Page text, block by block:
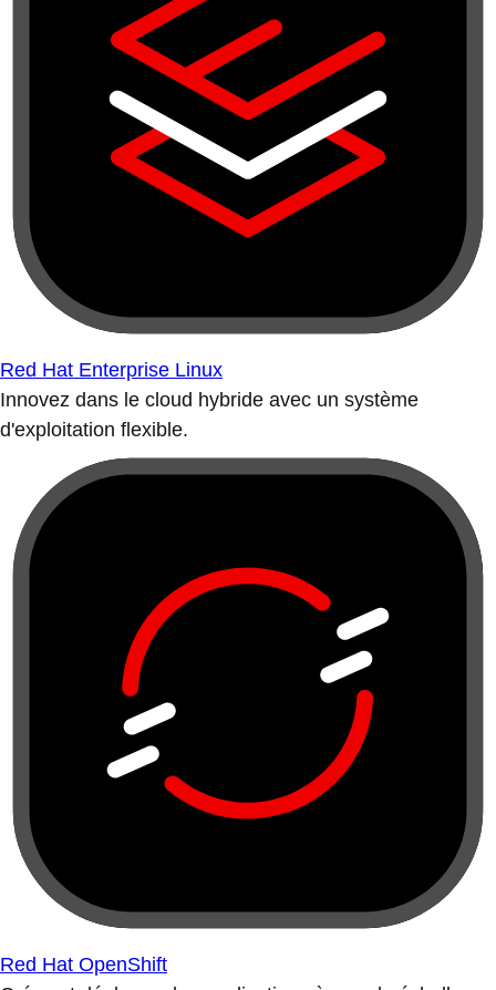
Red Hat Enterprise Linux
Innovez dans le cloud hybride avec un système
d'exploitation flexible.
Red Hat OpenShift